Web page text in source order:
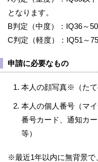
となります。
B判定（中度）：IQ36～50
C判定（軽度）：IQ51～75
申請に必要なもの
本人の顔写真※（たて
本人の個人番号（マ
番号カード、通知カ
等）
※最近1年以内に無背景で